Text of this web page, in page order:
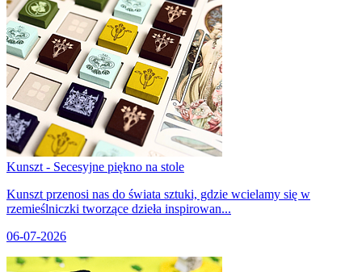
Kunszt - Secesyjne piękno na stole
Kunszt przenosi nas do świata sztuki, gdzie wcielamy się w
rzemieślniczki tworzące dzieła inspirowan...
06-07-2026